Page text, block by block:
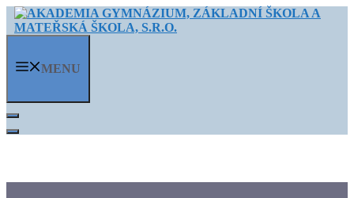
Přeskočit
na
MENU